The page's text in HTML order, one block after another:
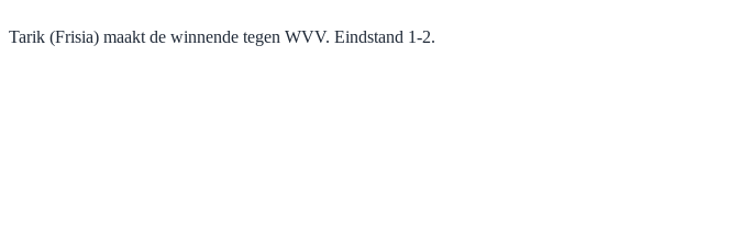
Tarik (Frisia) maakt de winnende tegen WVV. Eindstand 1-2.